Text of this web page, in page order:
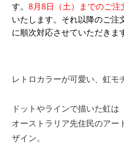
す。 8月8日（土）までのご注
いたします。それ以降のご
に順次対応させていただきま
レトロカラーが可愛い、虹モ
ドットやラインで描いた虹は
オーストラリア先住民のアー
ザイン。